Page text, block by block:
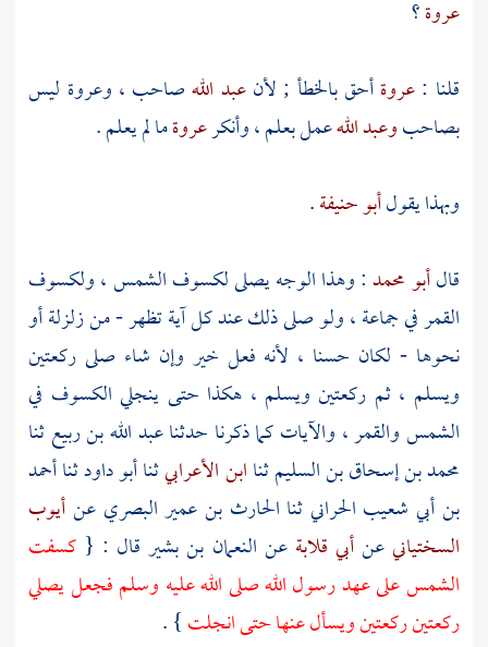
عروة؟
قلنا :عروةأحق بالخطأ ; لأنعبد اللهصاحب ، وعروة ليس
بصاحبوعبد اللهعمل بعلم ، وأنكرعروةما لم يعلم .
وبهذا يقولأبو حنيفة.
قالأبو محمد: وهذا الوجه يصلى لكسوف الشمس ، ولكسوف
القمر في جماعة ، ولو صلى ذلك عند كل آية تظهر - من زلزلة أو
نحوها - لكان حسنا ، لأنه فعل خير وإن شاء صلى ركعتين
ويسلم ، ثم ركعتين ويسلم ، هكذا حتى ينجلي الكسوف في
الشمس والقمر ، والآيات كما ذكرنا حدثناعبد الله بن ربيعثنا
محمد بن إسحاق بن السليمثناابن الأعرابيثناأبو داودثناأحمد
بن أبي شعيب الحرانيثنا الحارث بن عمير البصريعنأيوب
السختيانيعنأبي قلابةعن النعمان بن بشير قال : { كسفت
الشمس على عهد رسول الله صلى الله عليه وسلم فجعل يصلي
ركعتين ركعتين ويسأل عنها حتى انجلت} .